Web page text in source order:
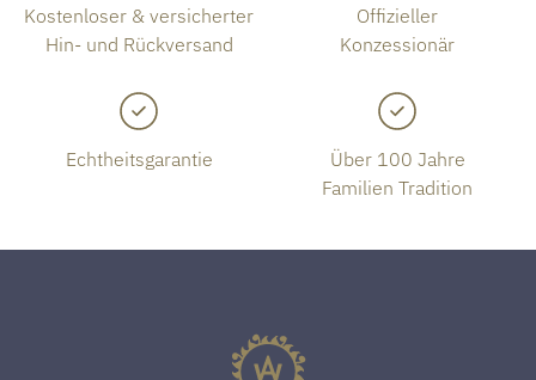
Kostenloser & versicherter
Hin- und Rückversand
Offizieller
Konzessionär
Echtheitsgarantie
Über 100 Jahre
Familien Tradition